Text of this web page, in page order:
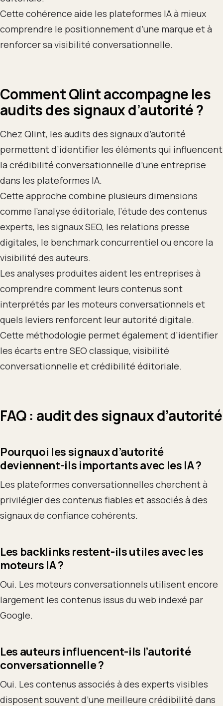
Cette cohérence aide les plateformes IA à mieux
comprendre le positionnement d’une marque et à
renforcer sa visibilité conversationnelle.
Comment Qlint accompagne les
audits des signaux d’autorité ?
Chez Qlint, les audits des signaux d’autorité
permettent d’identifier les éléments qui influencent
la crédibilité conversationnelle d’une entreprise
dans les plateformes IA.
Cette approche combine plusieurs dimensions
comme l’analyse éditoriale, l’étude des contenus
experts, les signaux SEO, les relations presse
digitales, le benchmark concurrentiel ou encore la
visibilité des auteurs.
Les analyses produites aident les entreprises à
comprendre comment leurs contenus sont
interprétés par les moteurs conversationnels et
quels leviers renforcent leur autorité digitale.
Cette méthodologie permet également d’identifier
les écarts entre SEO classique, visibilité
conversationnelle et crédibilité éditoriale.
FAQ : audit des signaux d’autorité
Pourquoi les signaux d’autorité
deviennent-ils importants avec les IA ?
Les plateformes conversationnelles cherchent à
privilégier des contenus fiables et associés à des
signaux de confiance cohérents.
Les backlinks restent-ils utiles avec les
moteurs IA ?
Oui. Les moteurs conversationnels utilisent encore
largement les contenus issus du web indexé par
Google.
Les auteurs influencent-ils l’autorité
conversationnelle ?
Oui. Les contenus associés à des experts visibles
disposent souvent d’une meilleure crédibilité dans